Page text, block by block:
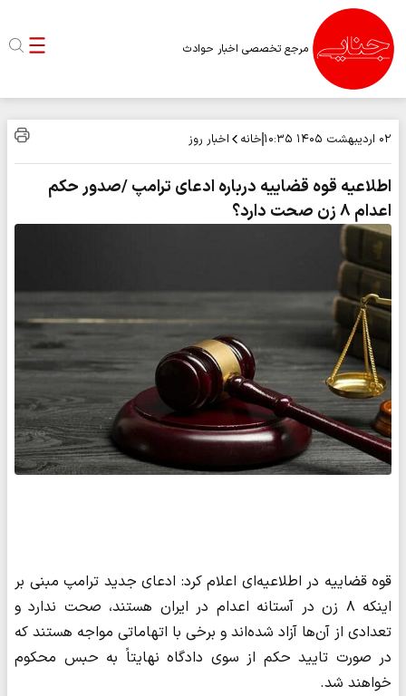
مرجع تخصصی اخبار حوادث
۰۲ اردیبهشت ۱۴۰۵ ۱۰:۳۵ خانه اخبار روز
اطلاعیه قوه قضاییه درباره ادعای ترامپ /صدور حکم
اعدام ۸ زن صحت دارد؟
قوه قضاییه در اطلاعیه‌ای اعلام کرد: ادعای جدید ترامپ مبنی بر
اینکه ۸ زن در آستانه اعدام در ایران هستند، صحت ندارد و
تعدادی از آن‌ها آزاد شده‌اند و برخی با اتهاماتی مواجه هستند که
در صورت تایید حکم از سوی دادگاه نهایتاً به حبس محکوم
خواهند شد.